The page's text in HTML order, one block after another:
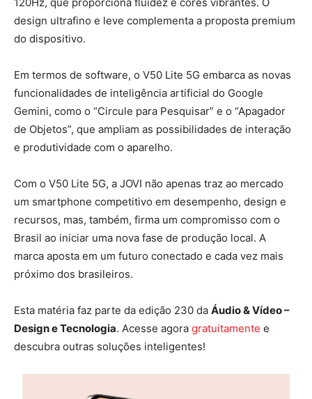
design ultrafino e leve complementa a proposta premium
do dispositivo.
Em termos de software, o V50 Lite 5G embarca as novas
funcionalidades de inteligência artificial do Google
Gemini, como o “Circule para Pesquisar” e o “Apagador
de Objetos”, que ampliam as possibilidades de interação
e produtividade com o aparelho.
Com o V50 Lite 5G, a JOVI não apenas traz ao mercado
um smartphone competitivo em desempenho, design e
recursos, mas, também, firma um compromisso com o
Brasil ao iniciar uma nova fase de produção local. A
marca aposta em um futuro conectado e cada vez mais
próximo dos brasileiros.
Esta matéria faz parte da edição 230 da Áudio & Vídeo –
Design e Tecnologia. Acesse agora gratuitamente e
descubra outras soluções inteligentes!